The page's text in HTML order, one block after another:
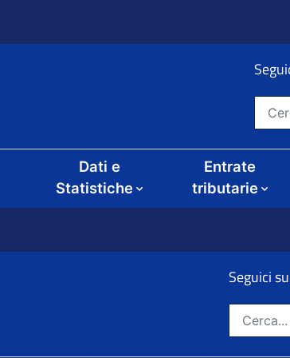
Cerca nel
Dati e
Statistiche
Entrate
tributarie
Seguici
Cerca nel sito: